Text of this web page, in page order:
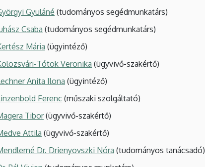
Gyuláné (tudományos segédmunkatárs)
Csaba (tudományos segédmunkatárs)
Mária (ügyintéző)
Tótok Veronika (ügyvivő-szakértő)
Anita Ilona (ügyintéző)
Ferenc (műszaki szolgáltató)
Tibor(ügyvivő-szakértő)
Attila (ügyvivő-szakértő)
Dr. Drienyovszki Nóra (tudományos tanácsadó)